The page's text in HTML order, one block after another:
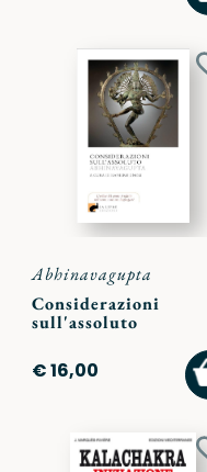
Abhinavagupta
Considerazioni
sull'assoluto
€ 16,00